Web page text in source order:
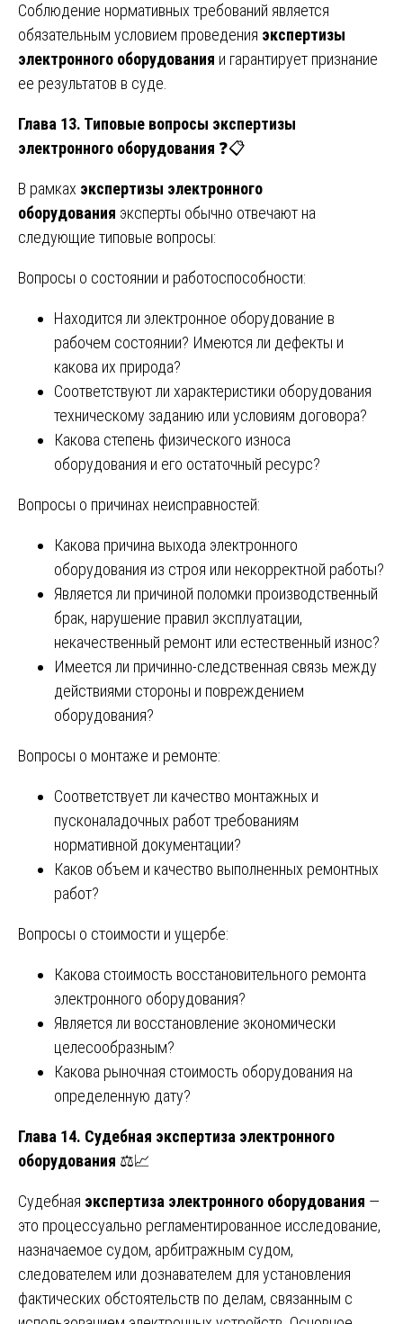
Соблюдение нормативных требований является
обязательным условием проведения экспертизы
электронного оборудования и гарантирует признание
ее результатов в суде.
Глава 13. Типовые вопросы экспертизы
электронного оборудования ❓📋
В рамках экспертизы электронного
оборудования эксперты обычно отвечают на
следующие типовые вопросы:
Вопросы о состоянии и работоспособности:
Находится ли электронное оборудование в
рабочем состоянии? Имеются ли дефекты и
какова их природа?
Соответствуют ли характеристики оборудования
техническому заданию или условиям договора?
Какова степень физического износа
оборудования и его остаточный ресурс?
Вопросы о причинах неисправностей:
Какова причина выхода электронного
оборудования из строя или некорректной работы?
Является ли причиной поломки производственный
брак, нарушение правил эксплуатации,
некачественный ремонт или естественный износ?
Имеется ли причинно-следственная связь между
действиями стороны и повреждением
оборудования?
Вопросы о монтаже и ремонте:
Соответствует ли качество монтажных и
пусконаладочных работ требованиям
нормативной документации?
Каков объем и качество выполненных ремонтных
работ?
Вопросы о стоимости и ущербе:
Какова стоимость восстановительного ремонта
электронного оборудования?
Является ли восстановление экономически
целесообразным?
Какова рыночная стоимость оборудования на
определенную дату?
Глава 14. Судебная экспертиза электронного
оборудования ⚖️📈
Судебная экспертиза электронного оборудования —
это процессуально регламентированное исследование,
назначаемое судом, арбитражным судом,
следователем или дознавателем для установления
фактических обстоятельств по делам, связанным с